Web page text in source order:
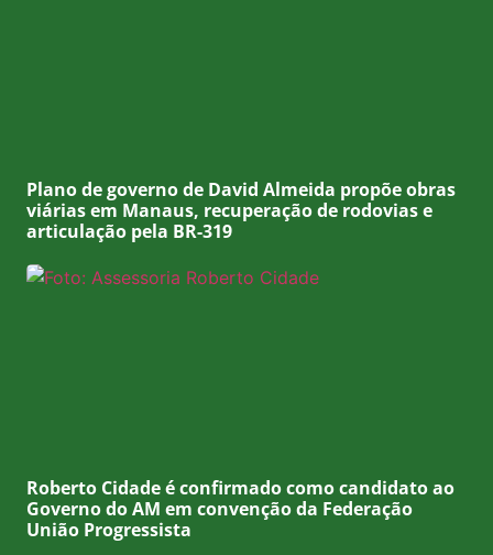
Plano de governo de David Almeida propõe obras
viárias em Manaus, recuperação de rodovias e
articulação pela BR-319
Roberto Cidade é confirmado como candidato ao
Governo do AM em convenção da Federação
União Progressista